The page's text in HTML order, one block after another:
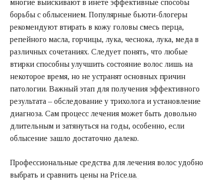
многие выискивают в инете эффективные способы
борьбы с облысением. Популярные бьюти-блогеры
рекомендуют втирать в кожу головы смесь перца,
репейного масла, горчицы, лука, чеснока, лука, меда в
различных сочетаниях. Следует понять, что любые
втирки способны улучшить состояние волос лишь на
некоторое время, но не устранят основных причин
патологии. Важный этап для получения эффективного
результата – обследование у трихолога и установление
диагноза. Сам процесс лечения может быть довольно
длительным и затянуться на годы, особенно, если
облысение зашло достаточно далеко.
Профессиональные средства для лечения волос удобно
выбрать и сравнить цены на Price.ua.